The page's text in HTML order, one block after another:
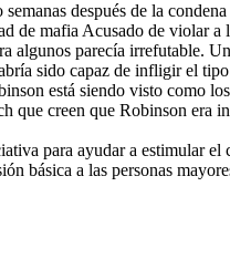
después de la
de mafia Acusado de violar
algunos parecía irrefutable.
sido capaz de infligir el
está siendo visto como
que creen que Robinson era
para ayudar a estimular el
básica a las personas